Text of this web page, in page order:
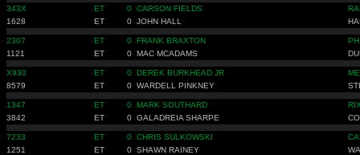
343X ET 0 CARSON FIELDS
1628
ET 0 JOHN HALL
2307 ET 0 FRANK BRAXTON
1121
ET 0 MAC MCADAMS
X930 ET 0 DEREK BURKHEAD JR
8579
ET 0 WARDELL PINKNEY
1347 ET 0 MARK SOUTHARD
3842
ET 0 GALADREIA SHARPE
7233 ET 0 CHRIS SULKOWSKI
1251
ET 0 SHAWN RAINEY